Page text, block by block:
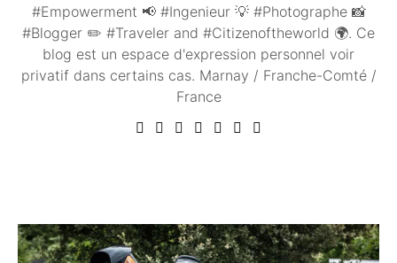
#Empowerment 📢 #Ingenieur 💡 #Photographe 📸
#Blogger ✏️ #Traveler and #Citizenoftheworld 🌍. Ce
blog est un espace d'expression personnel voir
privatif dans certains cas. Marnay / Franche-Comté /
France